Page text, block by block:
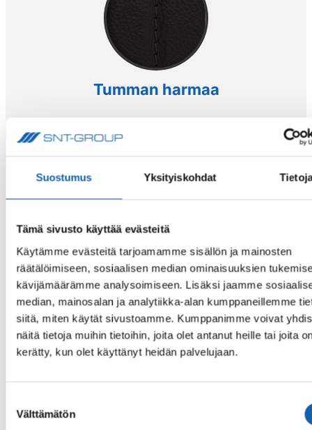
Suostumus Yksityiskohdat
Tämä sivusto käyttää evästeitä
Käytämme evästeitä tarjoamamme sisällön ja mainosten
räätälöimiseen, sosiaalisen median ominaisuuksien
kävijämäärämme analysoimiseen. Lisäksi jaamme
median, mainosalan ja analytiikka-alan kumppaneillemme
siitä, miten käytät sivustoamme. Kumppanimme voivat
näitä tietoja muihin tietoihin, joita olet antanut heille tai joita
kerätty, kun olet käyttänyt heidän palvelujaan.
valinta
Välttämätön
Tumman harmaa
Sopivan istuinsuojan löydettyäsi, täytä lomake ja
olemme sinuun yhteydessä.
Huom. Yksityisasiakkaita palvelee kumppanimme
Polar Autovaruste.
kaavaluetteloon tästä.